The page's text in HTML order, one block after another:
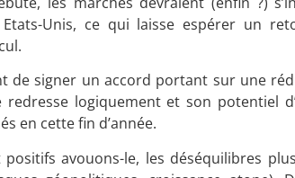
Unis, ce qui laisse espérer un
de signer un accord portant sur une
logiquement et son potentiel
en cette fin d’année.
avouons-le, les déséquilibres